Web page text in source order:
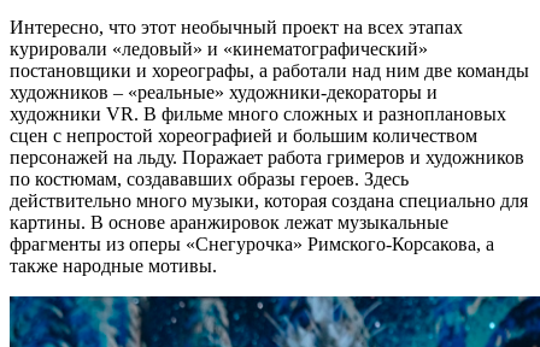
Интересно, что этот необычный проект на всех этапах
курировали «ледовый» и «кинематографический»
постановщики и хореографы, а работали над ним две команды
художников – «реальные» художники-декораторы и
художники VR. В фильме много сложных и разноплановых
сцен с непростой хореографией и большим количеством
персонажей на льду. Поражает работа гримеров и художников
по костюмам, создававших образы героев. Здесь
действительно много музыки, которая создана специально для
картины. В основе аранжировок лежат музыкальные
фрагменты из оперы «Снегурочка» Римского-Корсакова, а
также народные мотивы.